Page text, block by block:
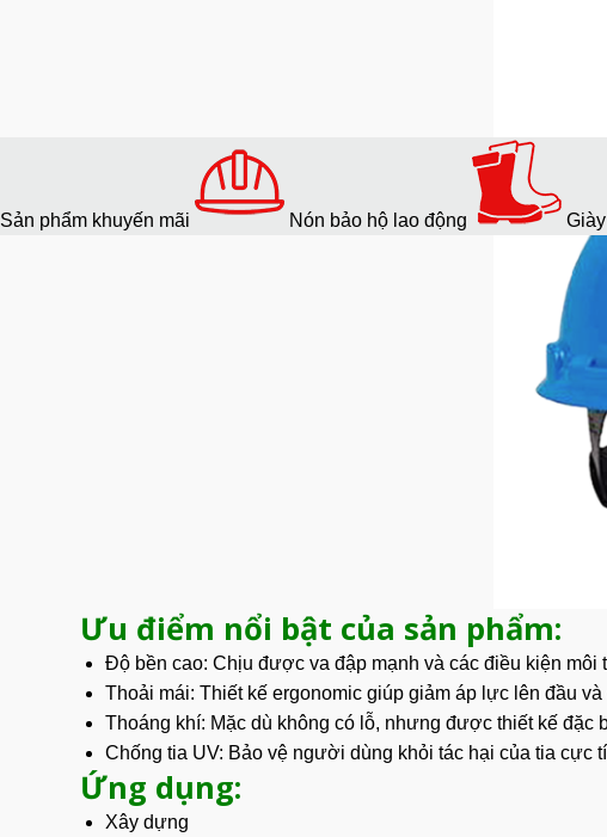
Ưu điểm nổi bật của sản phẩm:
Độ bền cao: Chịu được va đập mạnh và các điều kiện môi
Thoải mái: Thiết kếergonomic giúp giảm áp lực lên đầu
Thoáng khí: Mặc dù không có lỗ, nhưng được thiết kế đặc
Chống tia UV: Bảo vệ người dùng khỏi tác hại của tia cực
Ứng dụng:
Xây dựng
Sản phẩm khuyến mãi Nón bảo hộ lao động